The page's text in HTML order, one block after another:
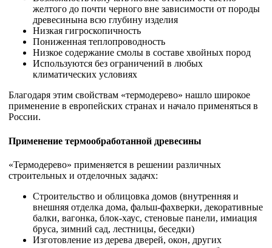
желтого до почти черного вне зависимости от породы
древесинына всю глубину изделия
Низкая гигроскопичность
Пониженная теплопроводность
Низкое содержание смолы в составе хвойных пород
Используются без ограничений в любых
климатических условиях
Благодаря этим свойствам «термодерево» нашло широкое
применение в европейских странах и начало применяться в
России.
Применение термообработанной древесины
«Термодерево» применяется в решении различных
строительных и отделочных задачх:
Строительство и облицовка домов (внутренняя и
внешняя отделка дома, фальш-фахверки, декоративные
балки, вагонка, блок-хаус, стеновые панели, имиация
бруса, зимний сад, лестницы, беседки)
Изготовление из дерева дверей, окон, других